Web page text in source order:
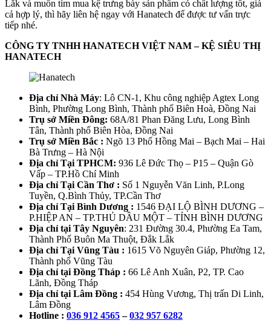
Lắk và muốn tìm mua kệ trưng bày sản phẩm có chất lượng tốt, giá
cả hợp lý, thì hãy liên hệ ngay với Hanatech để được tư vấn trực
tiếp nhé.
CÔNG TY TNHH HANATECH VIỆT NAM – KỆ SIÊU THỊ
HANATECH
Địa chỉ Nhà Máy: Lô CN-1, Khu công nghiệp Agtex Long
Bình, Phường Long Bình, Thành phố Biên Hoà, Đồng Nai
Trụ sở Miền Đông: 68A/81 Phan Đăng Lưu, Long Bình
Tân, Thành phố Biên Hòa, Đồng Nai
Trụ sở Miền Bắc : Ngõ 13 Phố Hồng Mai – Bạch Mai – Hai
Bà Trưng – Hà Nội
Địa chỉ Tại TPHCM: 936 Lê Đức Thọ – P15 – Quận Gò
Vấp – TP.Hồ Chí Minh
Địa chỉ Tại Cần Thơ : Số 1 Nguyễn Văn Linh, P.Long
Tuyền, Q.Bình Thủy, TP.Cần Thơ
Địa chỉ Tại Bình Dương : 1546 ĐẠI LỘ BÌNH DƯƠNG –
P.HIỆP AN – TP.THỦ DẦU MỘT – TỈNH BÌNH DƯƠNG
Địa chỉ tại Tây Nguyên: 231 Đường 30.4, Phường Ea Tam,
Thành Phố Buôn Ma Thuột, Đắk Lắk
Địa chỉ Tại Vũng Tàu : 1615 Võ Nguyên Giáp, Phường 12,
Thành phố Vũng Tàu
Địa chỉ tại Đồng Tháp : 66 Lê Anh Xuân, P2, TP. Cao
Lãnh, Đồng Tháp
Địa chỉ tại Lâm Đồng : 454 Hùng Vương, Thị trấn Di Linh,
Lâm Đồng
Hotline : 036 912 4565–032 957 6282